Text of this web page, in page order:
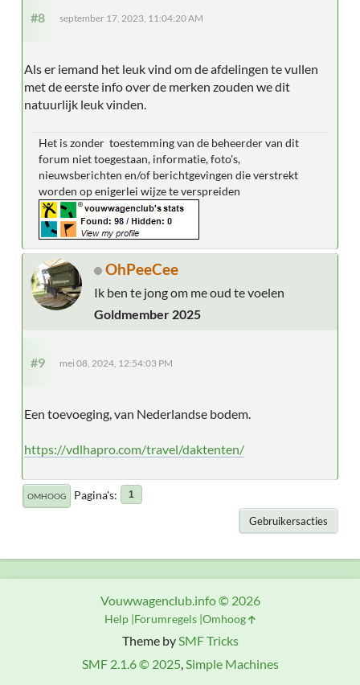
#8 september 17, 2023, 11:04:20 AM
Als er iemand het leuk vind om de afdelingen te vullen
met de eerste info over de merken zouden we dit
natuurlijk leuk vinden.
Het is zonder toestemming van de beheerder van dit
forum niet toegestaan, informatie, foto's,
nieuwsberichten en/of berichtgevingen die verstrekt
worden op enigerlei wijze te verspreiden
OhPeeCee
Ik ben te jong om me oud te voelen
Goldmember 2025
#9 mei 08, 2024, 12:54:03 PM
Een toevoeging, van Nederlandse bodem.
https://vdlhapro.com/travel/daktenten/
OMHOOG Pagina's 1
Gebruikersacties
Theme bySMF Tricks
SMF 2.1.6 © 2025,Simple Machines
Vouwwagenclub.info © 2026
Help Forumregels Omhoog